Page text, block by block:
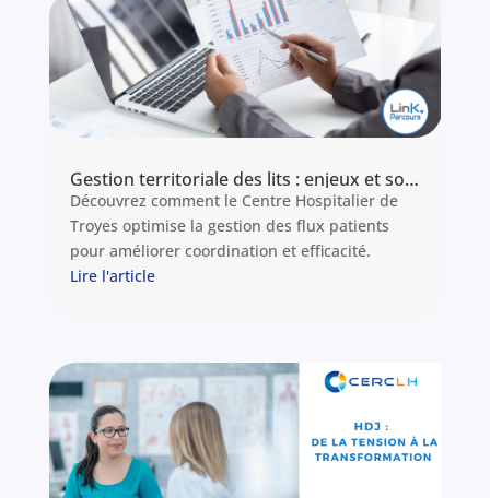
Gestion territoriale des lits : enjeux et solutions
Découvrez comment le Centre Hospitalier de
Troyes optimise la gestion des flux patients
pour améliorer coordination et efficacité.
Lire l'article